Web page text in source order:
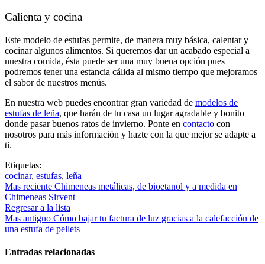
Calienta y cocina
Este modelo de estufas permite, de manera muy básica, calentar y
cocinar algunos alimentos. Si queremos dar un acabado especial a
nuestra comida, ésta puede ser una muy buena opción pues
podremos tener una estancia cálida al mismo tiempo que mejoramos
el sabor de nuestros menús.
En nuestra web puedes encontrar gran variedad de modelos de
estufas de leña, que harán de tu casa un lugar agradable y bonito
donde pasar buenos ratos de invierno. Ponte en contacto con
nosotros para más información y hazte con la que mejor se adapte a
ti.
Etiquetas:
cocinar, estufas, leña
Mas reciente Chimeneas metálicas, de bioetanol y a medida en
Chimeneas Sirvent
Regresar a la lista
Mas antiguo Cómo bajar tu factura de luz gracias a la calefacción de
una estufa de pellets
Entradas relacionadas